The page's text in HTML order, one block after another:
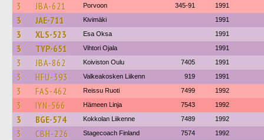
3 JBA-621 Porvoon 345-91 1991
3 JAE-711 Kivimäki 1991
3 XLS-523 Esa Oksa 1991
3 TYP-651 Vihtori Ojala 1991
3 JBA-862 Koiviston Oulu 7405 1991
3 HFU-393 Valkeakosken Liikenn 919 1991
3 FAS-462 Reissu Ruoti 7499 1992
3 IYN-566 Hämeen Linja 7543 1992
3 BGE-574 Kokkolan Liikenne 7489 1992
3 CBH-226 Stagecoach Finland 7574 1992